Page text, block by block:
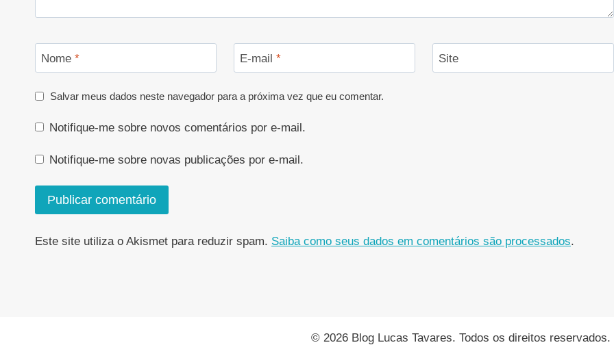
Nome * E-mail * Site
Salvar meus dados neste navegador para a próxima vez que eu comentar.
Notifique-me sobre novos comentários por e-mail.
Notifique-me sobre novas publicações por e-mail.
Este site utiliza o Akismet para reduzir spam. Saiba como seus dados em comentários são processados.
© 2026 Blog Lucas Tavares. Todos os direitos reservados.